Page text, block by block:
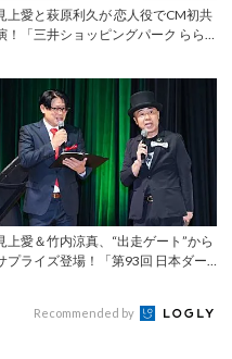
上愛と萩原利久が 恋人役でCM初共
！「三井ショッピングパーク らら
上愛＆竹内涼真、“出走ゲート”から
プライズ登場！「第93回 日本ダー
Recommended by